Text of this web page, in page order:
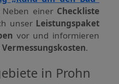
Neben einer Checkliste
unser Leistungspaket
vor und informieren
Vermessungskosten.
in Prohn